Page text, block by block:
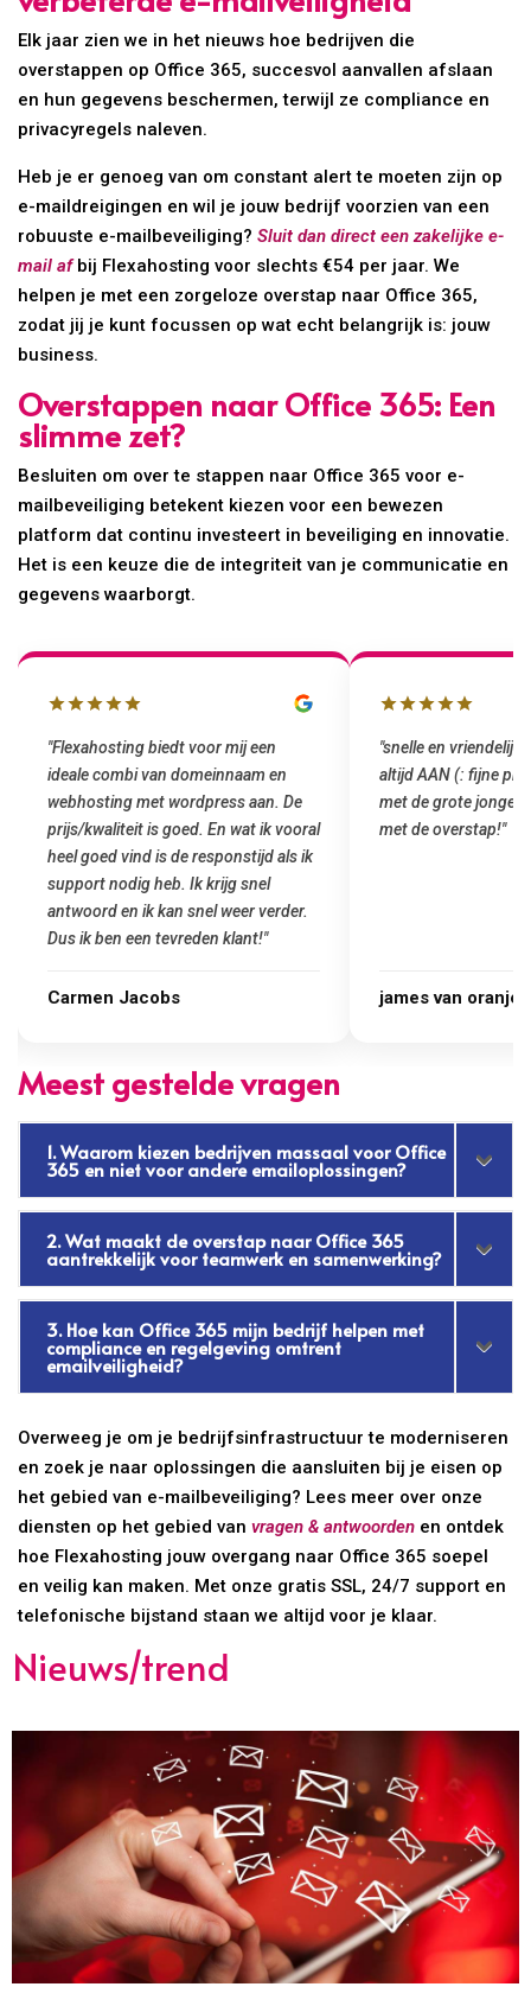
Elk jaar zien we in het nieuws hoe bedrijven die
overstappen op Office 365, succesvol aanvallen afslaan
en hun gegevens beschermen, terwijl ze compliance en
privacyregels naleven.
Heb je er genoeg van om constant alert te moeten zijn op
e-maildreigingen en wil je jouw bedrijf voorzien van een
robuuste e-mailbeveiliging?Sluit dan direct een zakelijke e-
mail afbij Flexahosting voor slechts €54 per jaar. We
helpen je met een zorgeloze overstap naar Office 365,
zodat jij je kunt focussen op wat echt belangrijk is: jouw
business.
Overstappen naar Office 365: Een
slimme zet?
Besluiten om over te stappen naar Office 365 voor e-
mailbeveiliging betekent kiezen voor een bewezen
platform dat continu investeert in beveiliging en innovatie.
Het is een keuze die de integriteit van je communicatie en
gegevens waarborgt.
"snelle en vriendelijke service. staat
altijd AAN (: fijne prijzen vergeleken
met de grote jongens en dus nu al blij
met de overstap!"
james van oranje
"Top service. Ik had
het installeren van
was meteen door
gemaakt. Top
Marcel Thijs
Meest gestelde vragen
1. Waarom kiezen bedrijven massaal voor Office
365 en niet voor andere emailoplossingen?
2. Wat maakt de overstap naar Office 365
aantrekkelijk voor teamwerk en samenwerking?
3. Hoe kan Office 365 mijn bedrijf helpen met
compliance en regelgeving omtrent
emailveiligheid?
Overweeg je om je bedrijfsinfrastructuur te moderniseren
en zoek je naar oplossingen die aansluiten bij je eisen op
het gebied van e-mailbeveiliging? Lees meer over onze
diensten op het gebied vanvragen & antwoorden en ontdek
hoe Flexahosting jouw overgang naar Office 365 soepel
en veilig kan maken. Met onze gratis SSL, 24/7 support en
telefonische bijstand staan we altijd voor je klaar.
Nieuws/trend